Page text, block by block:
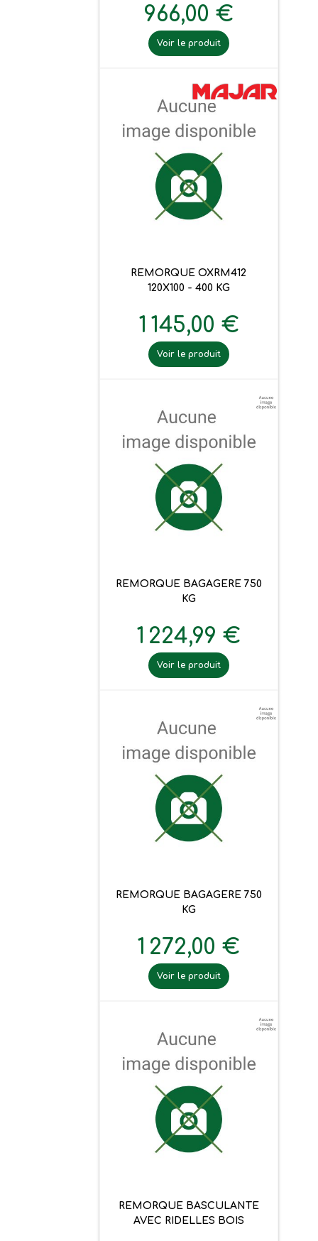
966,00 €
Voir le produit
REMORQUE OXRM412
120X100 - 400 KG
1 145,00 €
Voir le produit
REMORQUE BAGAGERE 750
KG
1 224,99 €
Voir le produit
REMORQUE BAGAGERE 750
KG
1 272,00 €
Voir le produit
REMORQUE BASCULANTE
AVEC RIDELLES BOIS